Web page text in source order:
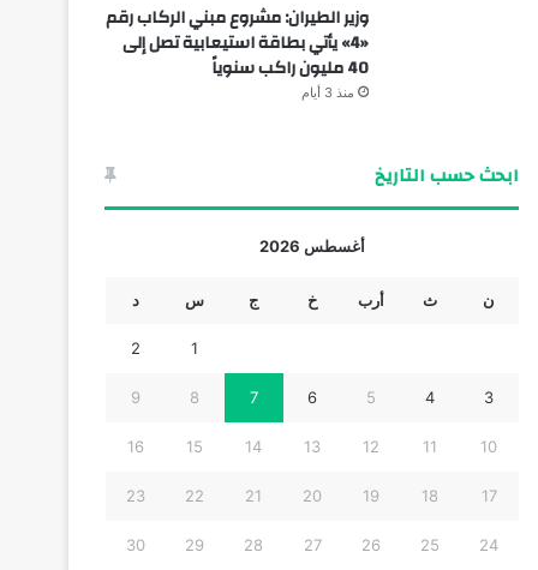
وزير الطيران: مشروع مبني الركاب رقم
«4» يأتي بطاقة استيعابية تصل إلى
40 مليون راكب سنوياً
منذ 3 أيام
ابحث حسب التاريخ
أغسطس 2026
ن ث أرب خ ج س د
1
2
3
4
5
6
7
8
9
10
11
12
13
14
15
16
17
18
19
20
21
22
23
24
25
26
27
28
29
30